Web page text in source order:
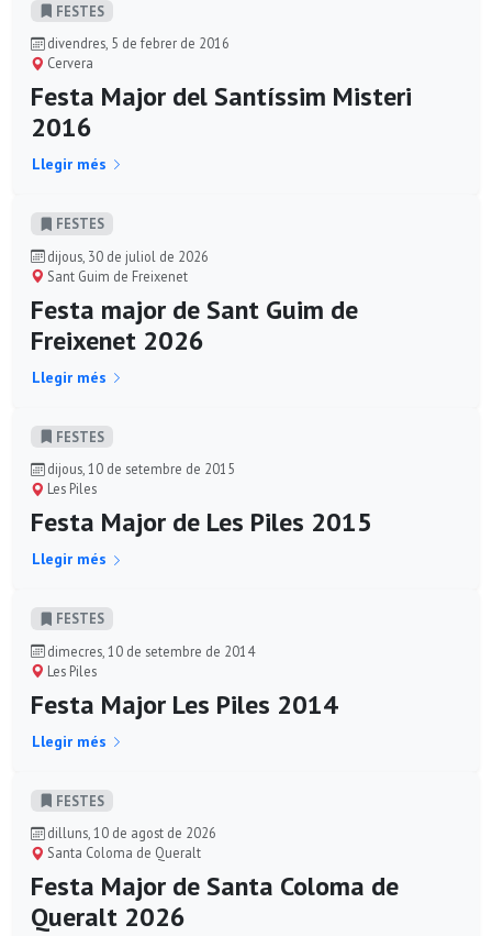
FESTES
divendres, 5 de febrer de 2016
Cervera
Festa Major del Santíssim Misteri
2016
Llegir més
FESTES
dijous, 30 de juliol de 2026
Sant Guim de Freixenet
Festa major de Sant Guim de
Freixenet 2026
Llegir més
FESTES
dijous, 10 de setembre de 2015
Les Piles
Festa Major de Les Piles 2015
Llegir més
FESTES
dimecres, 10 de setembre de 2014
Les Piles
Festa Major Les Piles 2014
Llegir més
FESTES
dilluns, 10 de agost de 2026
Santa Coloma de Queralt
Festa Major de Santa Coloma de
Queralt 2026